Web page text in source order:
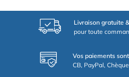
Livraison gratuite
pour toute
Vos paiements
CB, PayPal,